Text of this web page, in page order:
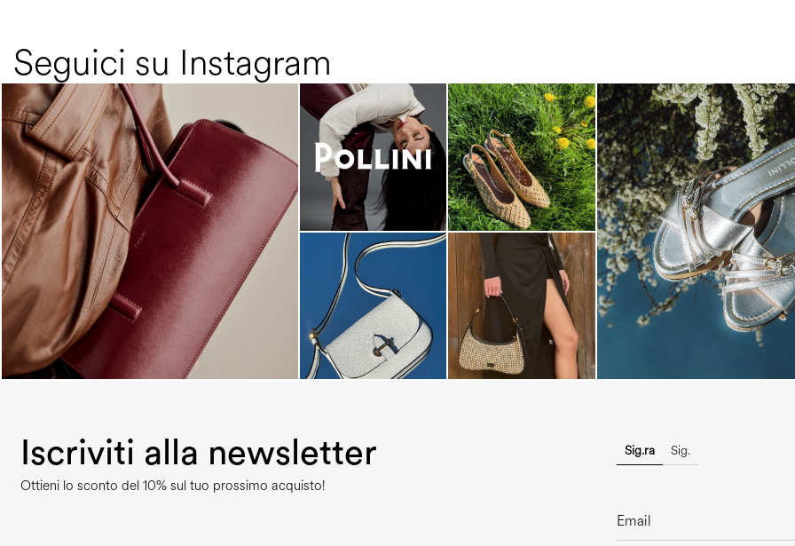
Seguici su Instagram
Classy, sassy, trendy - the new Pollini Lady Bag is
Blending sass and class, the
is...
Iscriviti alla newsletter
Ottieni lo sconto del 10% sul tuo prossimo acquisto!
Sig.ra Sig.